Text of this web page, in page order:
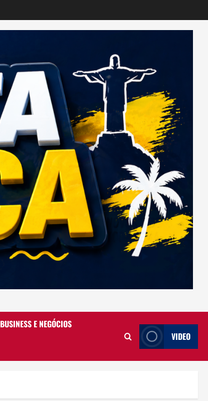
BUSINESS E NEGÓCIOS
VIDEO